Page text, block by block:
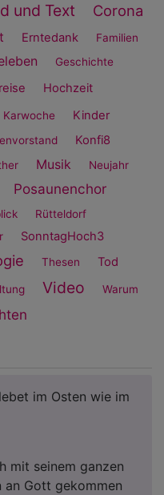
und Text Corona
Erntedank
Familien
Geschichte
Hochzeit
Karwoche Kinder
Konfi8
Musik Neujahr
Posaunenchor
Rütteldorf
SonntagHoch3
Thesen Tod
Video Warum
im Osten wie im
mit seinem ganzen
an Gott gekommen